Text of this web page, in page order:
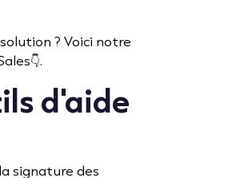
? Voici notre
d'aide
signature des